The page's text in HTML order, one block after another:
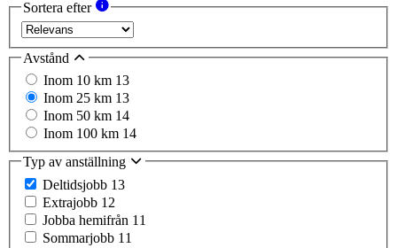
Sortera efter
Avstånd
Inom 10 km 13
Inom 25 km 13
Inom 50 km 14
Inom 100 km 14
Typ av anställning
Deltidsjobb 13
Extrajobb 12
Jobba hemifrån 11
Sommarjobb 11